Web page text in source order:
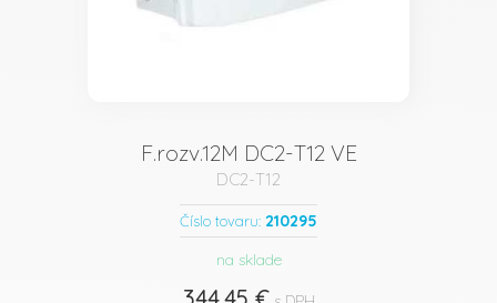
F.rozv.12M DC2-T12 VE
DC2-T12
Číslo tovaru: 210295
na sklade